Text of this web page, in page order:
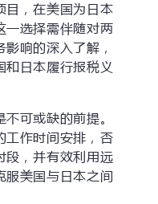
目，在美国为日本
一选择需伴随对两
响的深入了解，
和日本履行报税义
可或缺的前提。
工作时间安排，否
段，并有效利用远
服美国与日本之间